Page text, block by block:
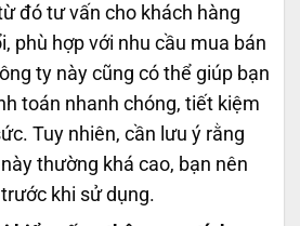
đó tư vấn cho khách hàng
phù hợp với nhu cầu mua bán
ty này cũng có thể giúp bạn
toán nhanh chóng, tiết kiệm
Tuy nhiên, cần lưu ý rằng
thường khá cao, bạn nên
khi sử dụng.